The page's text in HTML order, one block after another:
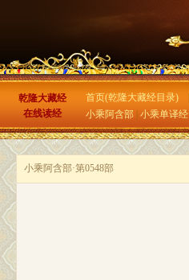
乾隆大藏经
在线读经
首页(乾隆大藏经目录)
小乘阿含部 小乘单译经
小乘阿含部·第0548部